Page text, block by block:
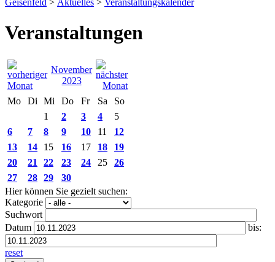
Geisenfeld > Aktuelles > Veranstaltungskalender
Veranstaltungen
November
2023
Mo
Di Mi Do Fr Sa
So
1
2 3 4
5
6
7 8 9 10 11
12
13
14 15 16 17 18
19
20
21 22 23 24 25
26
27
28 29
30
Hier können Sie gezielt suchen:
Kategorie
Suchwort
Datum
bis:
reset